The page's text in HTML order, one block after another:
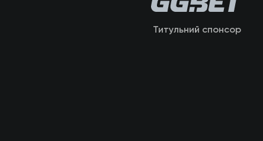
Титульний спонсор